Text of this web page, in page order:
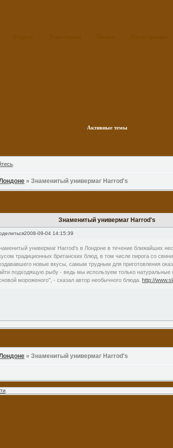
Активные темы
.
»Знаменитый универмаг Harrod's
Знаменитый универмаг Harrod's
2008-09-04 14:15:39
универмаг Harrod's в Лондоне в течение ближайших
традиционных британских блюд, в том числе пирога со
новые вкусы, самым трудным для приготовления
подходящую рыбу - ведь мы используем только
мороженого", - сказал автор необычного блюда.http://
»Знаменитый универмаг Harrod's